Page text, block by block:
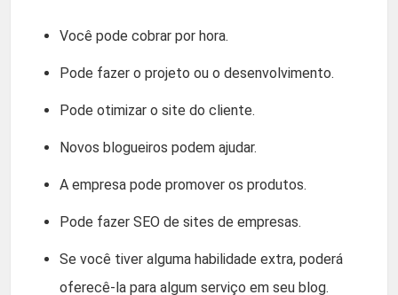
Você pode cobrar por hora.
Pode fazer o projeto ou o desenvolvimento.
Pode otimizar o site do cliente.
Novos blogueiros podem ajudar.
A empresa pode promover os produtos.
Pode fazer SEO de sites de empresas.
Se você tiver alguma habilidade extra, poderá
oferecê-la para algum serviço em seu blog.